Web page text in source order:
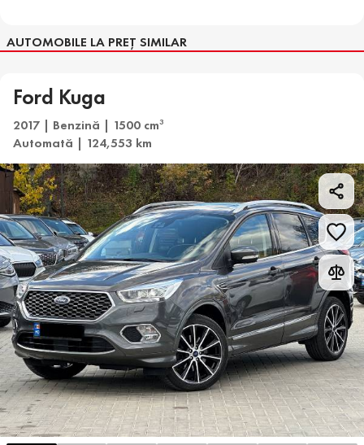
AUTOMOBILE LA PREȚ SIMILAR
Ford Kuga
2017 | Benzină | 1500 cm3
Automată | 124,553 km